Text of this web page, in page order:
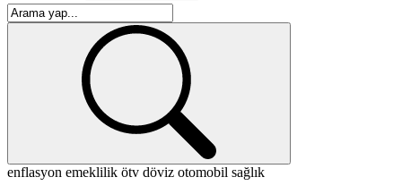
enflasyon emeklilik ötv döviz otomobil sağlık